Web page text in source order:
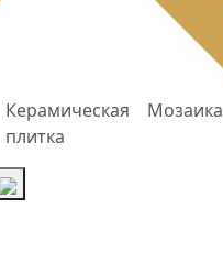
Керамическая
плитка
Мозаика